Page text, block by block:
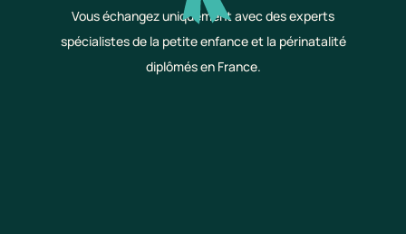
Vous échangez uniquement avec des experts
spécialistes de la petite enfance et la périnatalité
diplômés en France.